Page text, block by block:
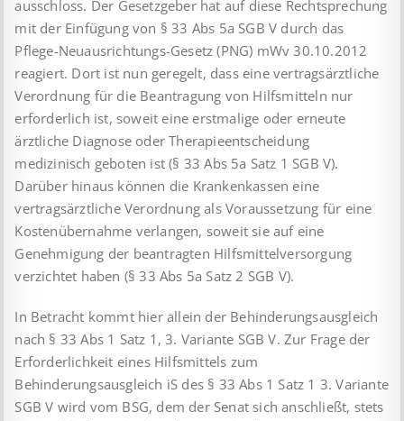
ausschloss. Der Gesetzgeber hat auf diese Rechtsprechung
mit der Einfügung von § 33 Abs 5a SGB V durch das
Pflege-Neuausrichtungs-Gesetz (PNG) mWv 30.10.2012
reagiert. Dort ist nun geregelt, dass eine vertragsärztliche
Verordnung für die Beantragung von Hilfsmitteln nur
erforderlich ist, soweit eine erstmalige oder erneute
ärztliche Diagnose oder Therapieentscheidung
medizinisch geboten ist (§ 33 Abs 5a Satz 1 SGB V).
Darüber hinaus können die Krankenkassen eine
vertragsärztliche Verordnung als Voraussetzung für eine
Kostenübernahme verlangen, soweit sie auf eine
Genehmigung der beantragten Hilfsmittelversorgung
verzichtet haben (§ 33 Abs 5a Satz 2 SGB V).
In Betracht kommt hier allein der Behinderungsausgleich
nach § 33 Abs 1 Satz 1, 3. Variante SGB V. Zur Frage der
Erforderlichkeit eines Hilfsmittels zum
Behinderungsausgleich iS des § 33 Abs 1 Satz 1 3. Variante
SGB V wird vom BSG, dem der Senat sich anschließt, stets